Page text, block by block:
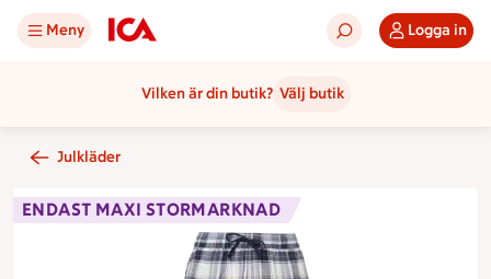
Meny Logga in
Vilken är din butik? Välj butik
Julkläder
ENDAST MAXI STORMARKNAD